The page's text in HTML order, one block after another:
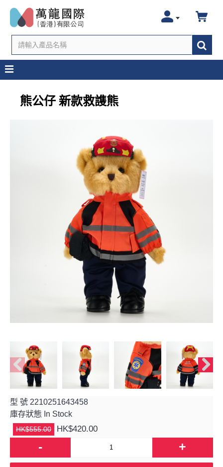
熊公仔 新款救謢熊
型 號 2210251643458
庫存狀態 In Stock
HK$555.00 HK$420.00
- +